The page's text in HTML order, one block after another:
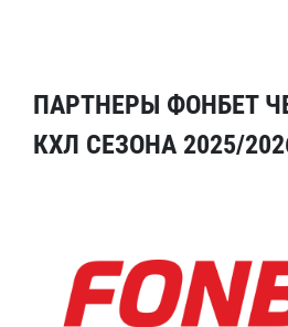
ПАРТНЕРЫ ФОНБЕТ
КХЛ СЕЗОНА 2025/